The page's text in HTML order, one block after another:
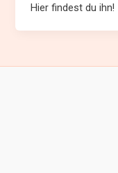
Hier findest du ihn!